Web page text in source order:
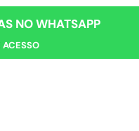
NO WHATSAPP